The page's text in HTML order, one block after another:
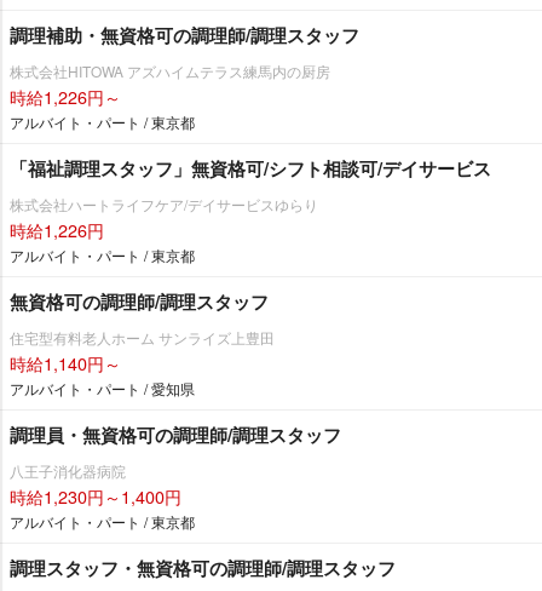
調理補助・無資格可の調理師/調理スタッフ
株式会社HITOWA アズハイムテラス練馬内の厨房
時給1,226円～
アルバイト・パート / 東京都
「福祉調理スタッフ」無資格可/シフト相談可/デイサービス
株式会社ハートライフケア/デイサービスゆらり
時給1,226円
アルバイト・パート / 東京都
無資格可の調理師/調理スタッフ
住宅型有料老人ホーム サンライズ上豊田
時給1,140円～
アルバイト・パート / 愛知県
調理員・無資格可の調理師/調理スタッフ
八王子消化器病院
時給1,230円～1,400円
アルバイト・パート / 東京都
調理スタッフ・無資格可の調理師/調理スタッフ